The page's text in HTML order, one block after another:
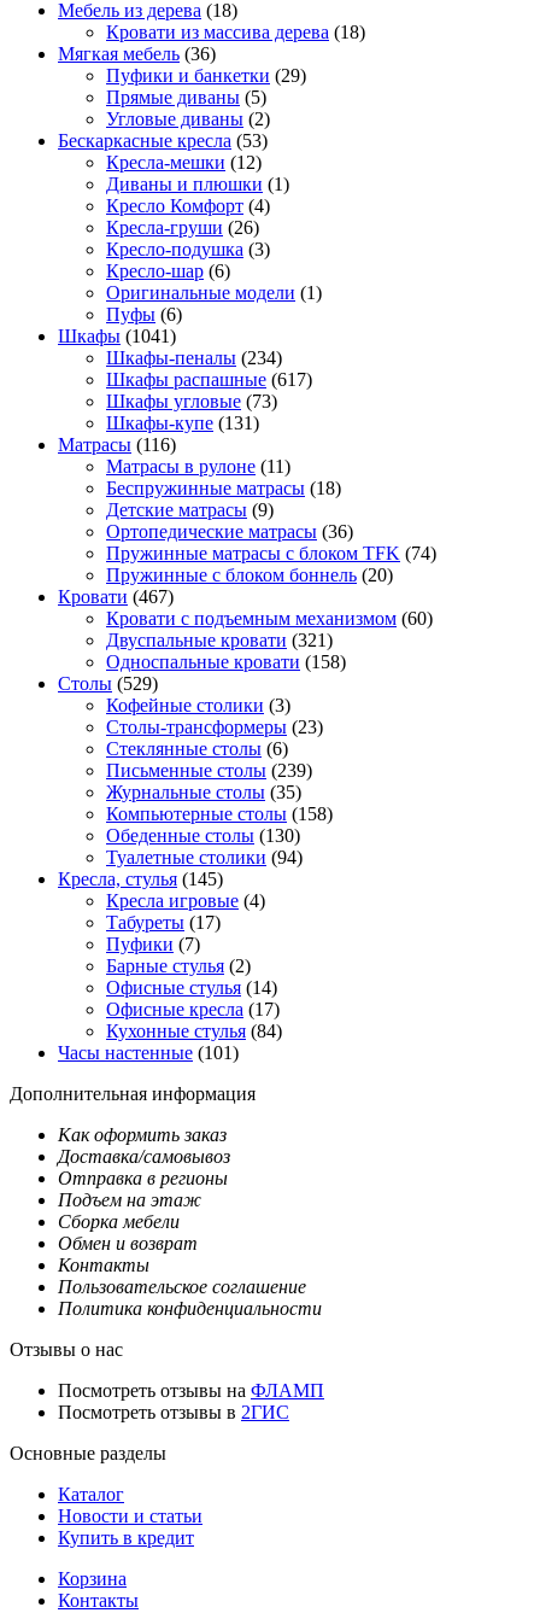
Мебель из дерева (18)
Кровати из массива дерева (18)
Мягкая мебель (36)
Пуфики и банкетки (29)
Прямые диваны (5)
Угловые диваны (2)
Бескаркасные кресла (53)
Кресла-мешки (12)
Диваны и плюшки (1)
Кресло Комфорт (4)
Кресла-груши (26)
Кресло-подушка (3)
Кресло-шар (6)
Оригинальные модели (1)
Пуфы (6)
Шкафы (1041)
Шкафы-пеналы (234)
Шкафы распашные (617)
Шкафы угловые (73)
Шкафы-купе (131)
Матрасы (116)
Матрасы в рулоне (11)
Беспружинные матрасы (18)
Детские матрасы (9)
Ортопедические матрасы (36)
Пружинные матрасы с блоком TFK (74)
Пружинные с блоком боннель (20)
Кровати (467)
Кровати с подъемным механизмом (60)
Двуспальные кровати (321)
Односпальные кровати (158)
Столы (529)
Кофейные столики (3)
Столы-трансформеры (23)
Стеклянные столы (6)
Письменные столы (239)
Журнальные столы (35)
Компьютерные столы (158)
Обеденные столы (130)
Туалетные столики (94)
Кресла, стулья (145)
Кресла игровые (4)
Табуреты (17)
Пуфики (7)
Барные стулья (2)
Офисные стулья (14)
Офисные кресла (17)
Кухонные стулья (84)
Часы настенные (101)
Дополнительная информация
Как оформить заказ
Доставка/самовывоз
Отправка в регионы
Подъем на этаж
Сборка мебели
Обмен и возврат
Контакты
Пользовательское соглашение
Политика конфиденциальности
Отзывы о нас
Посмотреть отзывы на ФЛАМП
Посмотреть отзывы в 2ГИС
Основные разделы
Каталог
Новости и статьи
Купить в кредит
Корзина
Контакты